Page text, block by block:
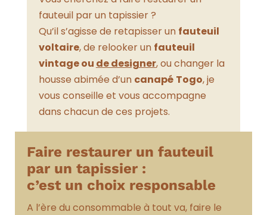
fauteuil par un tapissier ?
Qu’il s’agisse de retapisser un fauteuil
voltaire, de relooker un fauteuil
vintage ou de designer, ou changer la
housse abimée d’un canapé Togo, je
vous conseille et vous accompagne
dans chacun de ces projets.
Faire restaurer un fauteuil
par un tapissier :
c’est un choix responsable
A l’ère du consommable à tout va, faire le